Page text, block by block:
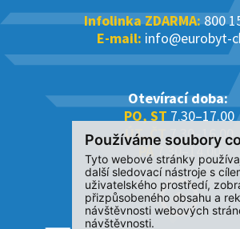
Používáme soubory
Tyto webové stránky
další sledovací nástroje s
uživatelského prostředí,
přizpůsobeného obsahu a
návštěvnosti webových
návštěvnosti.
Infolinka ZDARMA:800
E-mail: info@eurobyt-
Otevírací doba:
PO, ST 7.30–17.00
ÚT, ČT7.30–16.00
PÁ7.30–14.00